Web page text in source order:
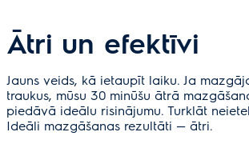
Ātri un efektīvi
Jauns veids, kā ietaupīt laiku. Ja
traukus, mūsu 30 minūšu ātrā
piedāvā ideālu risinājumu. Turklāt
Ideāli mazgāšanas rezultāti — ātri.